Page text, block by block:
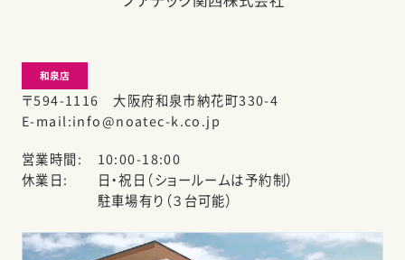
和泉店
〒594-1116 大阪府和泉市納花町330-4
E-mail info@noatec-k.co.jp
営業時間
10:00-18:00
休業日
日・祝日（ショールームは予約制）
駐車場有り（３台可能）